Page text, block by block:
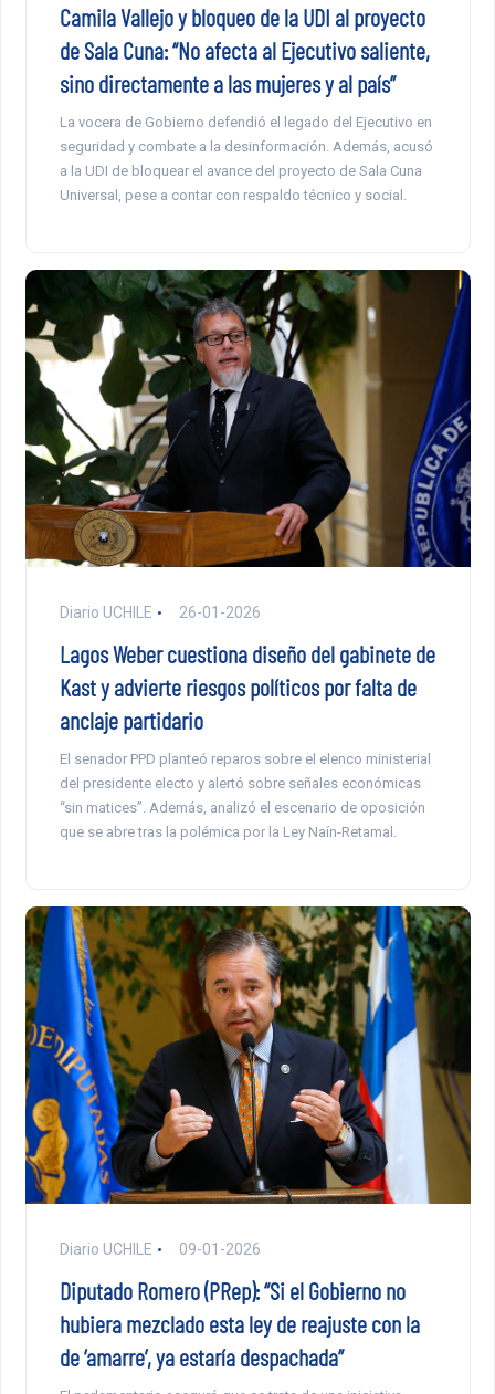
Camila Vallejo y bloqueo de la UDI al proyecto
de Sala Cuna: “No afecta al Ejecutivo saliente,
sino directamente a las mujeres y al país”
La vocera de Gobierno defendió el legado del Ejecutivo en
seguridad y combate a la desinformación. Además, acusó
a la UDI de bloquear el avance del proyecto de Sala Cuna
Universal, pese a contar con respaldo técnico y social.
Diario UCHILE 26-01-2026
Lagos Weber cuestiona diseño del gabinete de
Kast y advierte riesgos políticos por falta de
anclaje partidario
El senador PPD planteó reparos sobre el elenco ministerial
del presidente electo y alertó sobre señales económicas
“sin matices”. Además, analizó el escenario de oposición
que se abre tras la polémica por la Ley Naín-Retamal.
Diario UCHILE 09-01-2026
Diputado Romero (PRep): “Si el Gobierno no
hubiera mezclado esta ley de reajuste con la
de ‘amarre’, ya estaría despachada”